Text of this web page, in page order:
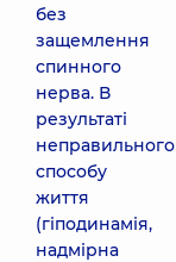
без
защемлення
спинного
нерва. В
результаті
неправильного
способу
життя
(гіподинамія,
надмірна